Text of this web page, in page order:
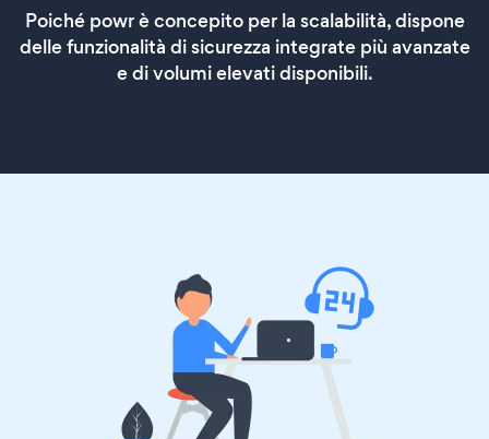
Poiché powr è concepito per la scalabilità, dispone
delle funzionalità di sicurezza integrate più avanzate
e di volumi elevati disponibili.